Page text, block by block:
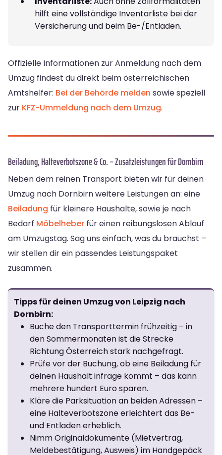
hilft eine vollständige Inventarliste bei der
Versicherung und beim Be-/Entladen.
Offizielle Informationen zur Anmeldung nach dem
Umzug findest du direkt beim österreichischen
Amtshelfer: Bei der Behörde melden sowie speziell
zur KFZ-Ummeldung nach dem Umzug.
Beiladung, Halteverbotszone & Co. – Zusatzleistungen für Dornbirn
Neben dem reinen Transport bieten wir für deinen
Umzug nach Dornbirn weitere Leistungen an: eine
Beiladung für kleinere Haushalte, sowie je nach
Bedarf Möbelheber für einen reibungslosen Ablauf
am Umzugstag. Sag uns einfach, was du brauchst –
wir stellen dir ein passendes Leistungspaket
zusammen.
Tipps für deinen Umzug von Leipzig nach
Dornbirn:
Buche den Transporttermin frühzeitig – in
den Sommermonaten ist die Strecke
Richtung Österreich stark nachgefragt.
Prüfe vor der Buchung, ob eine Beiladung für
deinen Haushalt infrage kommt – das kann
mehrere hundert Euro sparen.
Kläre die Parksituation an beiden Adressen –
eine Halteverbotszone erleichtert das Be-
und Entladen erheblich.
Nimm Originaldokumente (Mietvertrag,
Meldebestätigung, Ausweis) im Handgepäck